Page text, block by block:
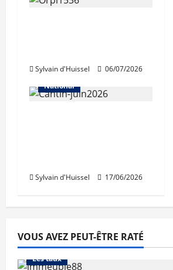
Sylvain d'Huissel 06/07/2026
Abonnés
Les prix
National
Sylvain d'Huissel 17/06/2026
VOUS AVEZ PEUT-ÊTRE RATÉ
Abonnés Financement
L'avis des
Les taux